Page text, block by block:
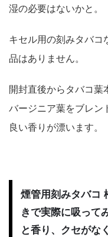
湿の必要はないかと。
キセル用の刻みタバコ
品はありません。
開封直後からタバコ葉
バージニア葉をブレン
良い香りが漂います。
煙管用刻みタバコ
きで実際に吸って
と香り、クセがな